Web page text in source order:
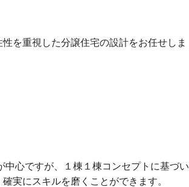
を重視した分譲住宅の設計をお任せしま
心ですが、１棟１棟コンセプトに基づい
実にスキルを磨くことができます。